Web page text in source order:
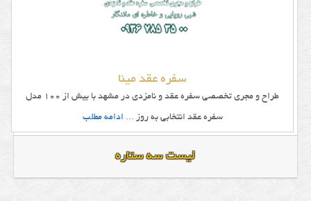
سفره عقد مینا
طراح و مجری تخصصی سفره عقد و نامزدی در مشهد با بیش از 100 مدل
سفره عقد انتخابی به روز ... ادامه مطلب
لیست سه ستاره